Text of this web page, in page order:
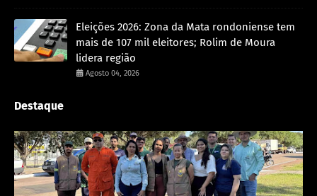
Eleições 2026: Zona da Mata rondoniense tem
mais de 107 mil eleitores; Rolim de Moura
lidera região
Agosto 04, 2026
Destaque